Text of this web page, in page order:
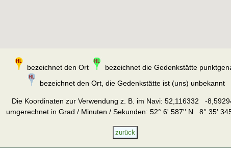
bezeichnet den Ort
bezeichnet die Gedenkstätte
bezeichnet den Ort, die Gedenkstätte ist (uns) unbekannt
Die Koordinaten zur Verwendung z. B. im Navi: 52,116332 -
umgerechnet in Grad / Minuten / Sekunden: 52° 6' 587'' N 8° 35'